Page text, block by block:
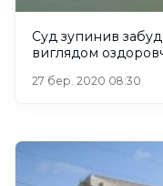
Суд зупинив
виглядом
27 бер. 2020 08:30